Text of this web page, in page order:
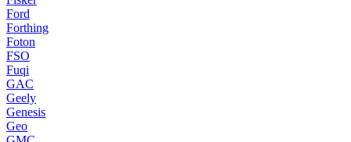
Ford
Forthing
Foton
FSO
Fuqi
GAC
Geely
Genesis
Geo